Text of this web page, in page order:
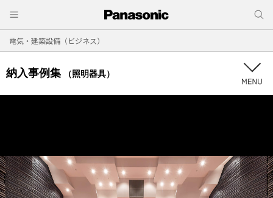
電気・建築設備（ビジネス）
納入事例集 （照明器具）